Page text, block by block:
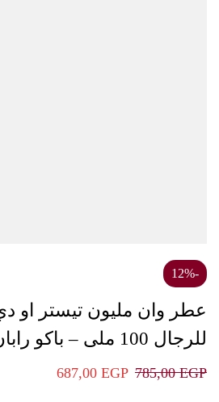
عطر وان مليون تيستر او
للرجال 100 ملى – باكو رابان
785,00EGP
687,00EGP